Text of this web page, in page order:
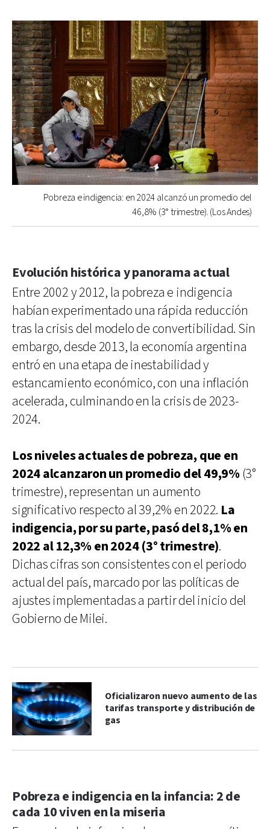
Pobreza e indigencia: en 2024 alcanzó un promedio del
46,8% (3° trimestre). (Los Andes)
Evolución histórica y panorama actual
Entre 2002 y 2012, la pobreza e indigencia
habían experimentado una rápida reducción
tras la crisis del modelo de convertibilidad. Sin
embargo, desde 2013, la economía argentina
entró en una etapa de inestabilidad y
estancamiento económico, con una inflación
acelerada, culminando en la crisis de 2023-
2024.
Los niveles actuales de pobreza, que en
2024 alcanzaron un promedio del 49,9%(3°
trimestre), representan un aumento
significativo respecto al 39,2% en 2022. La
indigencia, por su parte, pasó del 8,1% en
2022 al 12,3% en 2024 (3° trimestre).
Dichas cifras son consistentes con el periodo
actual del país, marcado por las políticas de
ajustes implementadas a partir del inicio del
Gobierno de Milei.
Oficializaron nuevo aumento de las
tarifas transporte y distribución de
gas
Pobreza e indigencia en la infancia: 2 de
cada 10 viven en la miseria